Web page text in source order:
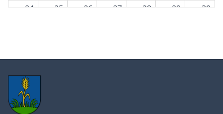
24. 25. 26. 27. 28. 29. 30.